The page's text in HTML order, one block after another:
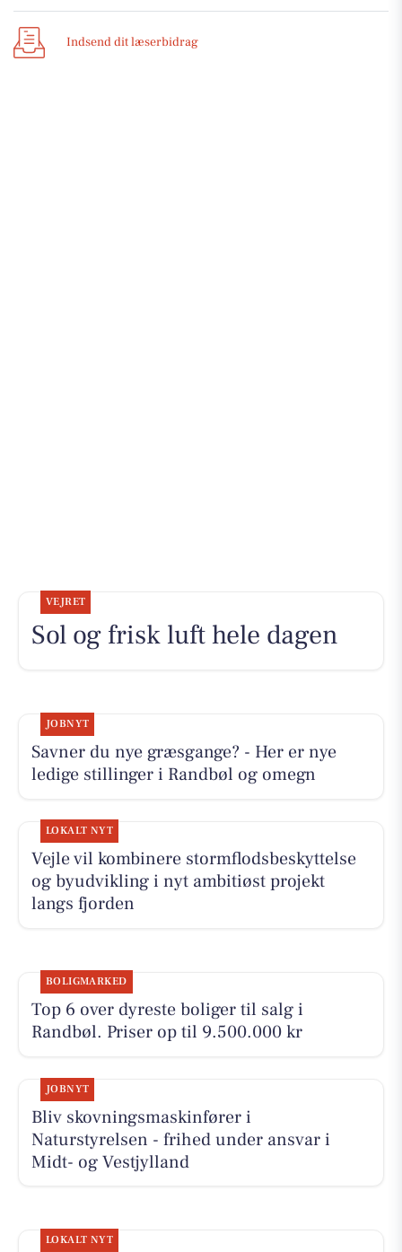
Indsend dit læserbidrag
VEJRET
Sol og frisk luft hele dagen
JOBNYT
Savner du nye græsgange? - Her er nye
ledige stillinger i Randbøl og omegn
LOKALT NYT
Vejle vil kombinere stormflodsbeskyttelse
og byudvikling i nyt ambitiøst projekt
langs fjorden
BOLIGMARKED
Top 6 over dyreste boliger til salg i
Randbøl. Priser op til 9.500.000 kr
JOBNYT
Bliv skovningsmaskinfører i
Naturstyrelsen - frihed under ansvar i
Midt- og Vestjylland
LOKALT NYT